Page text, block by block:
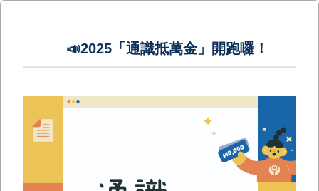
📣2025「通識抵萬金」開跑囉！